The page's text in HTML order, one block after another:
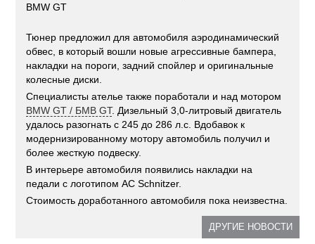
BMW GT
Тюнер предложил для автомобиля аэродинамический
обвес, в который вошли новые агрессивные бампера,
накладки на пороги, задний спойлер и оригинальные
колесные диски.
Специалисты ателье также поработали и над мотором
BMW GT / БМВ GT. Дизельный 3,0-литровый двигатель
удалось разогнать с 245 до 286 л.с. Вдобавок к
модернизированному мотору автомобиль получил и
более жесткую подвеску.
В интерьере автомобиля появились накладки на
педали с логотипом AC Schnitzer.
Стоимость доработанного автомобиля пока неизвестна.
ДРУГИЕ НОВОСТИ